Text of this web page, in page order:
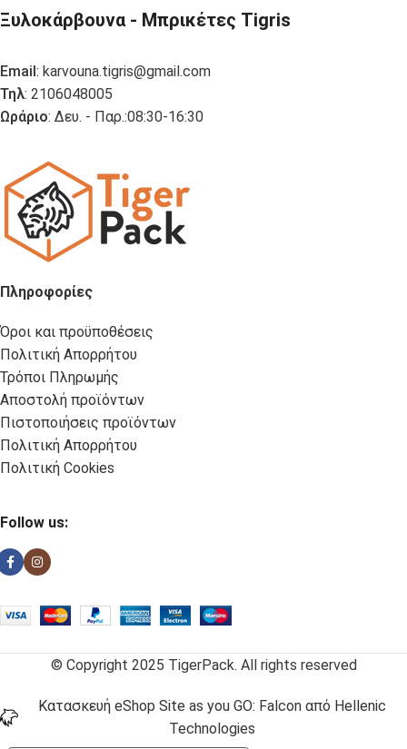
Ξυλοκάρβουνα - Μπρικέτες Tigris
Email: karvouna.tigris@gmail.com
Τηλ: 2106048005
Ωράριο: Δευ. - Παρ.:08:30-16:30
Πληροφορίες
Όροι και προϋποθέσεις
Πολιτική Απορρήτου
Τρόποι Πληρωμής
Αποστολή προϊόντων
Πιστοποιήσεις προϊόντων
Πολιτική Απορρήτου
Πολιτική Cookies
Follow us:
© Copyright 2025 TigerPack. All rights reserved
Κατασκευή eShop Site as you GO: Falcon από Hellenic
Technologies